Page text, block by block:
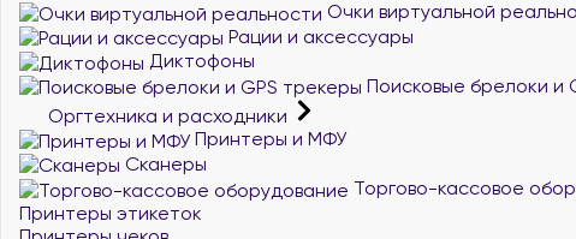
Очки виртуальной
Рации и аксессуары
Диктофоны
Поисковые брелоки и
Оргтехника и расходники
Принтеры и МФУ
Сканеры
Торгово-кассовое
Принтеры этикеток